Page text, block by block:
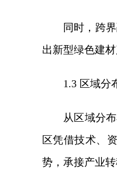
同时，跨
出新型绿色建材
1.3 区域分
从区域分
区凭借技术、
势，承接产业